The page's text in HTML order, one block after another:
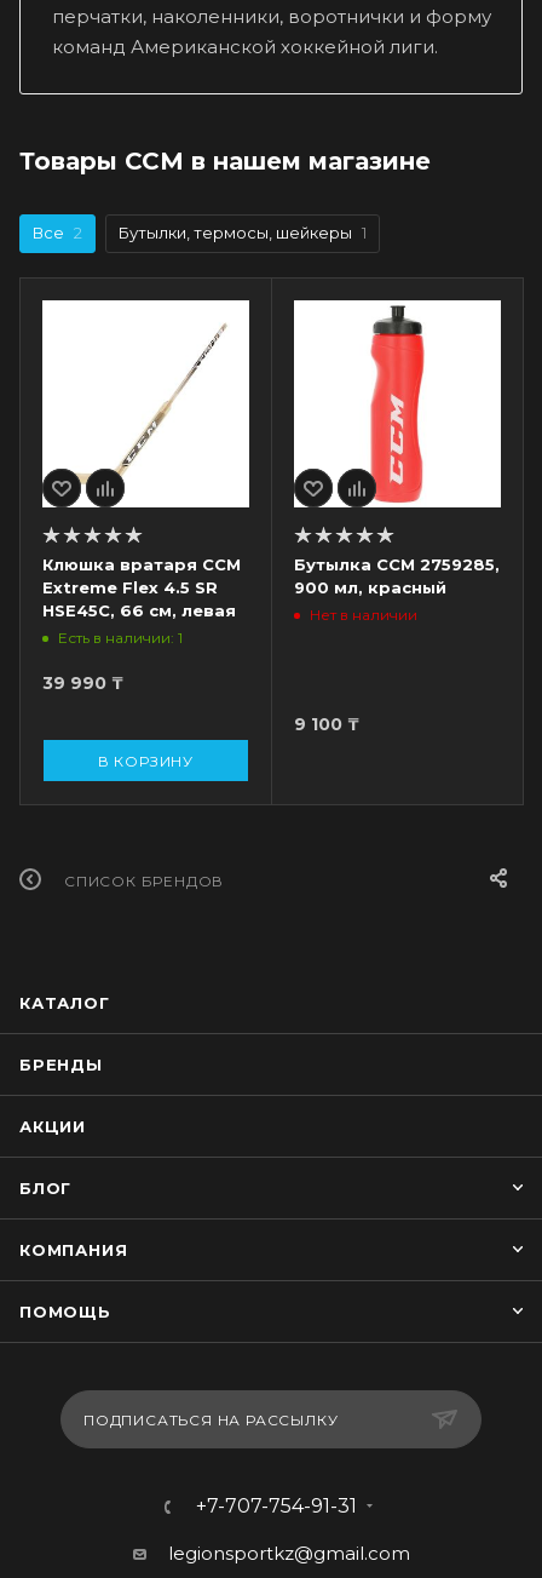
перчатки, наколенники, воротнички и форму
команд Американской хоккейной лиги.
Товары CCM в нашем магазине
Все 2 Бутылки, термосы, шейкеры 1
Клюшка вратаря CCM
Extreme Flex 4.5 SR
HSE45C, 66 см, левая
Есть в наличии: 1
39 990 ₸
В КОРЗИНУ
Бутылка CCM 2759285,
900 мл, красный
Нет в наличии
9 100 ₸
СПИСОК БРЕНДОВ
КАТАЛОГ
БРЕНДЫ
АКЦИИ
БЛОГ
КОМПАНИЯ
ПОМОЩЬ
ПОДПИСАТЬСЯ НА РАССЫЛКУ
+7-707-754-91-31
legionsportkz@gmail.com